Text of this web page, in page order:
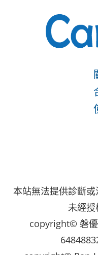
本站無法提供診斷
未經授
copyright© 磐